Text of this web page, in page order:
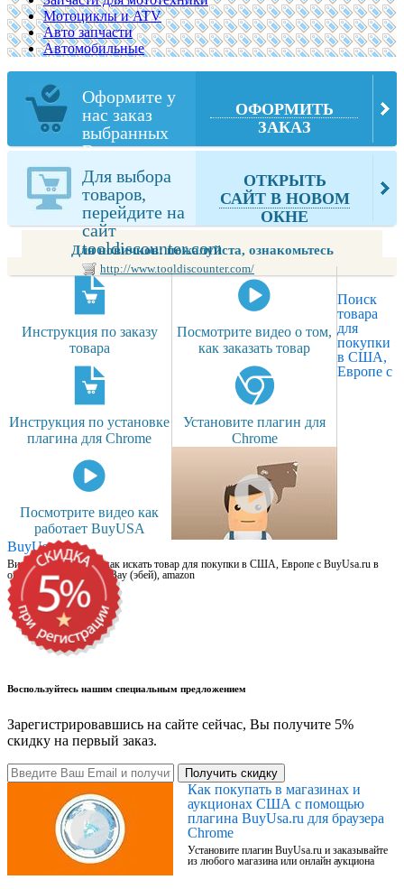
Мотоциклы и ATV
Авто запчасти
Автомобильные
Оформите у
нас заказ
выбранных
Вами товаров
из
tooldiscounter.com
ОФОРМИТЬ
ЗАКАЗ
Для выбора
товаров,
перейдите на
сайт
tooldiscounter.com
http://www.tooldiscounter.com/
ОТКРЫТЬ
САЙТ В НОВОМ
ОКНЕ
Для новичков: пожалуйста, ознакомьтесь
Инструкция по заказу
товара
Посмотрите видео о том,
как заказать товар
Инструкция по установке
плагина для Chrome
Установите плагин для
Chrome
Посмотрите видео как
работает BuyUSA
Поиск
товара
для
покупки
в США,
Европе с
BuyUsa.ru
Видео для новичков: как искать товар для покупки в США, Европе с BuyUsa.ru в
онлайн магазинах, на eBay (эбей), amazon
Воспользуйтесь нашим специальным предложением
Зарегистрировавшись на сайте сейчас, Вы получите 5%
скидку на первый заказ.
Получить скидку
Как покупать в магазинах и
аукционах США с помощью
плагина BuyUsa.ru для браузера
Chrome
Установите плагин BuyUsa.ru и заказывайте
из любого магазина или онлайн аукциона